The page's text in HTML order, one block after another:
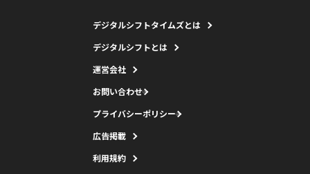
デジタルシフトタイムズとは
デジタルシフトとは
運営会社
お問い合わせ
プライバシーポリシー
広告掲載
利用規約